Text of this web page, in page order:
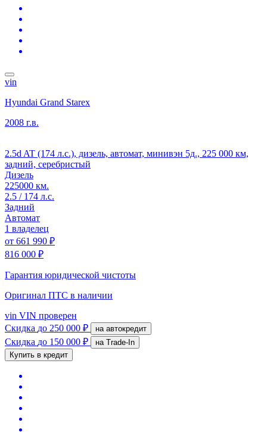
vin
Hyundai Grand Starex
2008 г.в.
2.5d AT (174 л.с.), дизель, автомат, минивэн 5д., 225 000 км,
задний, серебристый
Дизель
225000 км.
2.5 / 174 л.с.
Задний
Автомат
1 владелец
от 661 990 ₽
816 000 ₽
Гарантия юридической чистоты
Оригинал ПТС в наличии
vin VIN проверен
Скидка до 250 000 ₽ на автокредит
Скидка до 150 000 ₽
на Trade-In
Купить в кредит